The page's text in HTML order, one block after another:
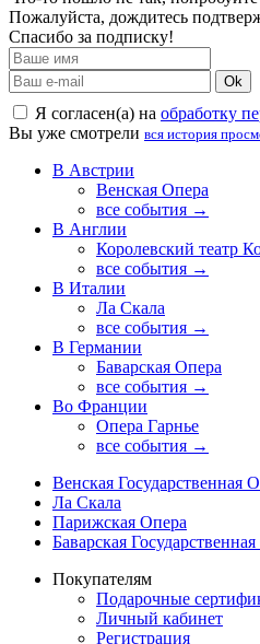
Пожалуйста, дождитесь
Спасибо за подписку!
Ok
Я согласен(а) на обработку
Вы уже смотрели вся история
В Австрии
Венская Опера
все события →
В Англии
Королевский театр
все события →
В Италии
Ла Скала
все события →
В Германии
Баварская Опера
все события →
Во Франции
Опера Гарнье
все события →
Венская Государственная
Ла Скала
Парижская Опера
Баварская
Покупателям
Подарочные
Личный кабинет
Регистрация